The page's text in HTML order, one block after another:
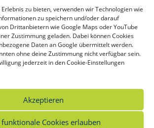
zu bieten, verwenden wir Technologien wie
zu speichern und/oder darauf
Drittanbietern wie Google Maps oder YouTube
Zustimmung geladen. Dabei können Cookies
Daten an Google übermittelt werden.
ohne deine Zustimmung nicht verfügbar sein.
jederzeit in den Cookie-Einstellungen
Akzeptieren
Cookies erlauben
das Sternchen bei
Frauen*?
sozialisiert wurden. Das Sternchen bei Frauen*soll die
Bedeutungen und Identitäten von Frauen* sichtbar